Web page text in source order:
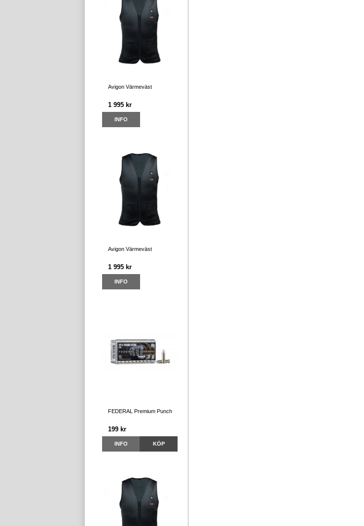
Avigon Värmeväst
1 995 kr
INFO
Avigon Värmeväst
1 995 kr
INFO
FEDERAL Premium Punch
199 kr
INFO KÖP